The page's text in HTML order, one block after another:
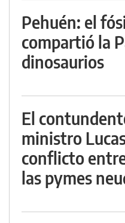
Pehuén: el
compartió la
dinosaurios
El
ministro
conflicto
las pymes